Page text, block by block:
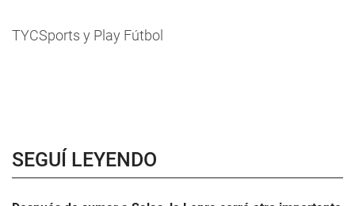
TYCSports y Play Fútbol
SEGUÍ LEYENDO